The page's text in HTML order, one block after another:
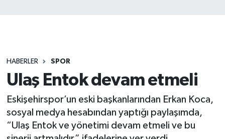
HABERLER SPOR
Ulaş Entok devam etmeli
Eskişehirspor’un eski başkanlarından Erkan Koca,
sosyal medya hesabından yaptığı paylaşımda,
“Ulaş Entok ve yönetimi devam etmeli ve bu
SPOR
YAŞAM
Son Dakika Haberleri
Haber Arşivi